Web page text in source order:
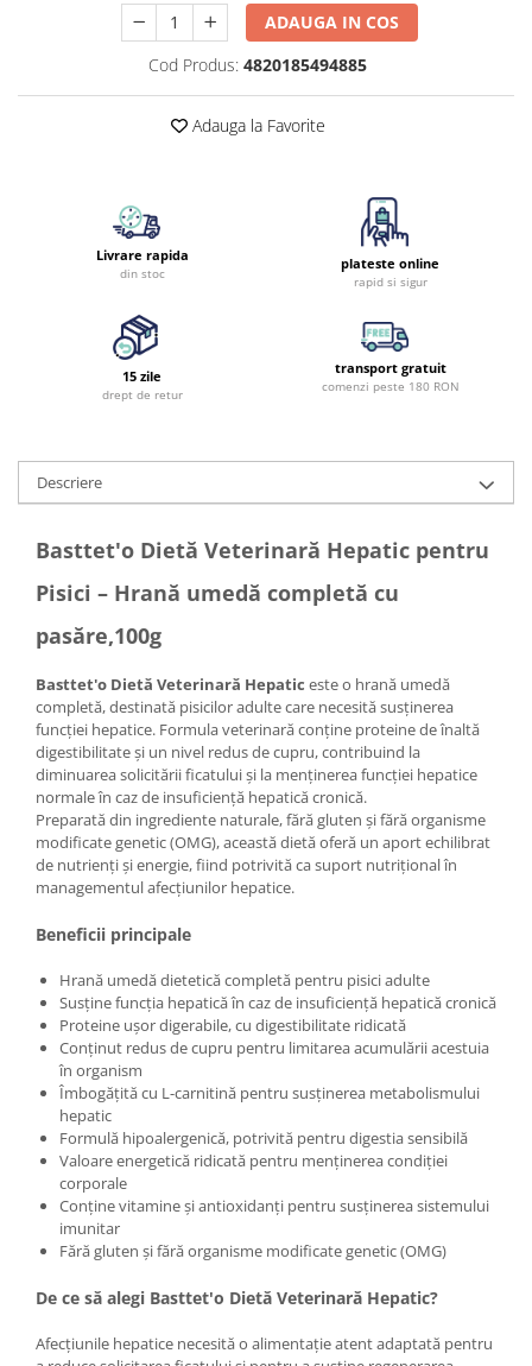
ADAUGA IN COS
Cod Produs: 4820185494885
Adauga la Favorite
Livrare rapida
din stoc
plateste online
rapid si sigur
15 zile
drept de retur
transport gratuit
comenzi peste 180 RON
Descriere
Basttet'o Dietă Veterinară Hepatic pentru
Pisici – Hrană umedă completă cu
pasăre,100g
Basttet'o Dietă Veterinară Hepatic este o hrană umedă
completă, destinată pisicilor adulte care necesită susținerea
funcției hepatice. Formula veterinară conține proteine de înaltă
digestibilitate și un nivel redus de cupru, contribuind la
diminuarea solicitării ficatului și la menținerea funcției hepatice
normale în caz de insuficiență hepatică cronică.
Preparată din ingrediente naturale, fără gluten și fără organisme
modificate genetic (OMG), această dietă oferă un aport echilibrat
de nutrienți și energie, fiind potrivită ca suport nutrițional în
managementul afecțiunilor hepatice.
Beneficii principale
Hrană umedă dietetică completă pentru pisici adulte
Susține funcția hepatică în caz de insuficiență hepatică cronică
Proteine ușor digerabile, cu digestibilitate ridicată
Conținut redus de cupru pentru limitarea acumulării acestuia
în organism
Îmbogățită cu L-carnitină pentru susținerea metabolismului
hepatic
Formulă hipoalergenică, potrivită pentru digestia sensibilă
Valoare energetică ridicată pentru menținerea condiției
corporale
Conține vitamine și antioxidanți pentru susținerea sistemului
imunitar
Fără gluten și fără organisme modificate genetic (OMG)
De ce să alegi Basttet'o Dietă Veterinară Hepatic?
Afecțiunile hepatice necesită o alimentație atent adaptată pentru